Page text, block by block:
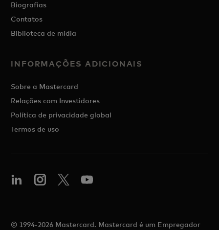
Biografias
Contatos
Biblioteca de mídia
INFORMAÇÕES ADICIONAIS
Sobre a Mastercard
Relações com Investidores
Política de privacidade global
Termos de uso
© 1994-2026 Mastercard. Mastercard é um Empregador